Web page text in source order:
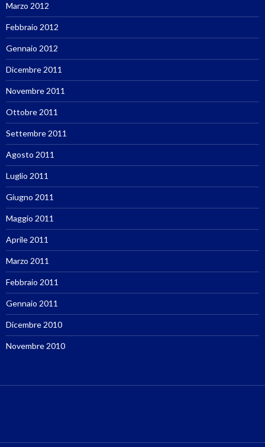
Marzo 2012
Febbraio 2012
Gennaio 2012
Dicembre 2011
Novembre 2011
Ottobre 2011
Settembre 2011
Agosto 2011
Luglio 2011
Giugno 2011
Maggio 2011
Aprile 2011
Marzo 2011
Febbraio 2011
Gennaio 2011
Dicembre 2010
Novembre 2010